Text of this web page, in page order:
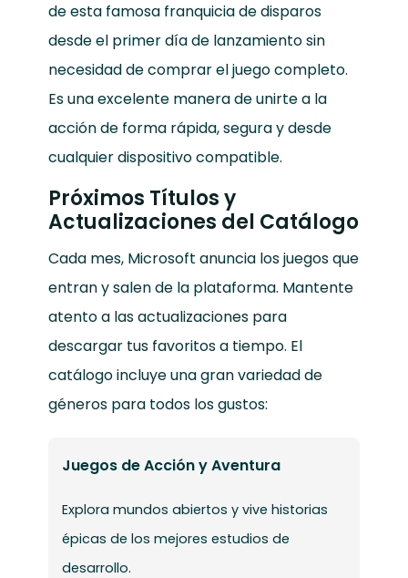
de esta famosa franquicia de disparos
desde el primer día de lanzamiento sin
necesidad de comprar el juego completo.
Es una excelente manera de unirte a la
acción de forma rápida, segura y desde
cualquier dispositivo compatible.
Próximos Títulos y
Actualizaciones del Catálogo
Cada mes, Microsoft anuncia los juegos que
entran y salen de la plataforma. Mantente
atento a las actualizaciones para
descargar tus favoritos a tiempo. El
catálogo incluye una gran variedad de
géneros para todos los gustos:
Juegos de Acción y Aventura
Explora mundos abiertos y vive historias
épicas de los mejores estudios de
desarrollo.